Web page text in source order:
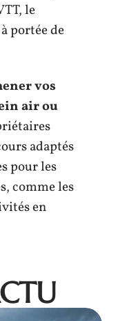
le
portée de
vos
air ou
adaptés
pour les
comme les
en